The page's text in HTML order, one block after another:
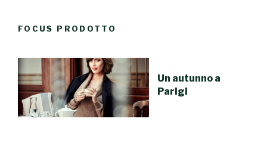
FOCUS PRODOTTO
Un autunno a
Parigi